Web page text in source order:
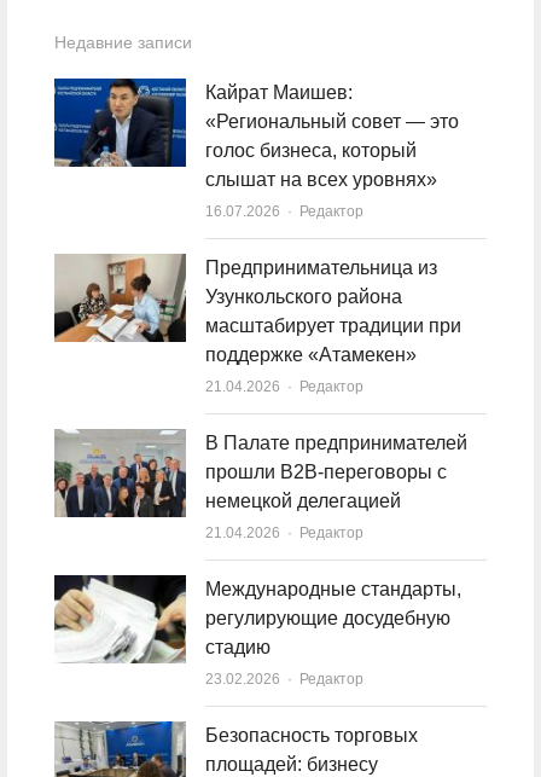
Недавние записи
Кайрат Маишев:
«Региональный совет — это
голос бизнеса, который
слышат на всех уровнях»
16.07.2026 Author
Редактор
Предпринимательница из
Узункольского района
масштабирует традиции при
поддержке «Атамекен»
21.04.2026 Author
Редактор
В Палате предпринимателей
прошли B2B-переговоры с
немецкой делегацией
21.04.2026 Author
Редактор
Международные стандарты,
регулирующие досудебную
стадию
23.02.2026 Author
Редактор
Безопасность торговых
площадей: бизнесу